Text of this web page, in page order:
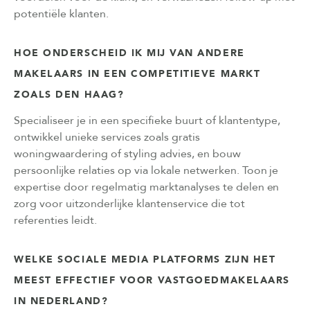
potentiële klanten.
HOE ONDERSCHEID IK MIJ VAN ANDERE
MAKELAARS IN EEN COMPETITIEVE MARKT
ZOALS DEN HAAG?
Specialiseer je in een specifieke buurt of klantentype,
ontwikkel unieke services zoals gratis
woningwaardering of styling advies, en bouw
persoonlijke relaties op via lokale netwerken. Toon je
expertise door regelmatig marktanalyses te delen en
zorg voor uitzonderlijke klantenservice die tot
referenties leidt.
WELKE SOCIALE MEDIA PLATFORMS ZIJN HET
MEEST EFFECTIEF VOOR VASTGOEDMAKELAARS
IN NEDERLAND?